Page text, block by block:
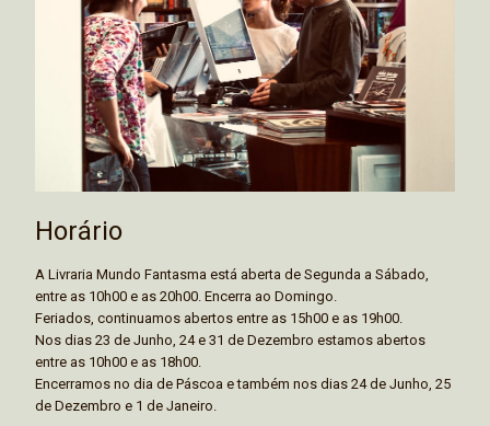
Horário
A Livraria Mundo Fantasma está aberta de Segunda a Sábado,
entre as 10h00 e as 20h00. Encerra ao Domingo.
Feriados, continuamos abertos entre as 15h00 e as 19h00.
Nos dias 23 de Junho, 24 e 31 de Dezembro estamos abertos
entre as 10h00 e as 18h00.
Encerramos no dia de Páscoa e também nos dias 24 de Junho, 25
de Dezembro e 1 de Janeiro.